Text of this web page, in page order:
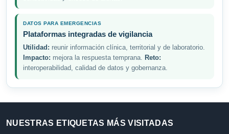
DATOS PARA EMERGENCIAS
Plataformas integradas de vigilancia
Utilidad: reunir información clínica, territorial y de laboratorio.
Impacto: mejora la respuesta temprana. Reto:
interoperabilidad, calidad de datos y gobernanza.
NUESTRAS ETIQUETAS MÁS VISITADAS